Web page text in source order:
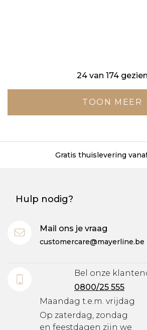
24 van 174 gezien
TOON MEER
Gratis levering in onze
Hulp nodig?
Mail ons je vraag
customercare@mayerline.be
Bel onze
0800/25 555
Maandag t.e.m. vrijdag
Op zaterdag, zondag
en feestdagen zijn we